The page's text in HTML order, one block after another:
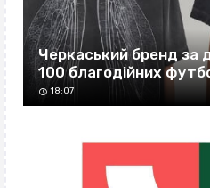
Черкаський бренд за
100 благодійних
18:07